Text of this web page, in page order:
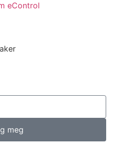
eControl
meg